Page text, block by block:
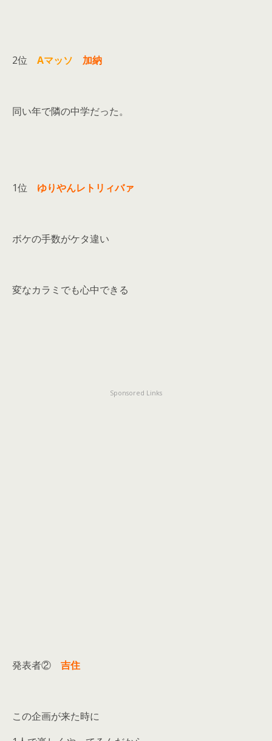
2位 Aマッソ 加納
同い年で隣の中学だった。
1位 ゆりやんレトリィバァ
ボケの手数がケタ違い
変なカラミでも心中できる
Sponsored Links
発表者② 吉住
この企画が来た時に